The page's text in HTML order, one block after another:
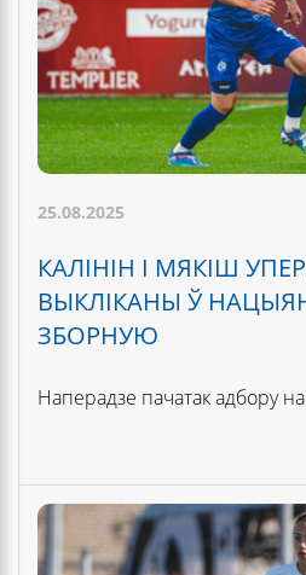
25.08.2025
КАЛІНІН І МЯКІШ
ВЫКЛІКАНЫ Ў
ЗБОРНУЮ
Наперадзе пачатак адбору